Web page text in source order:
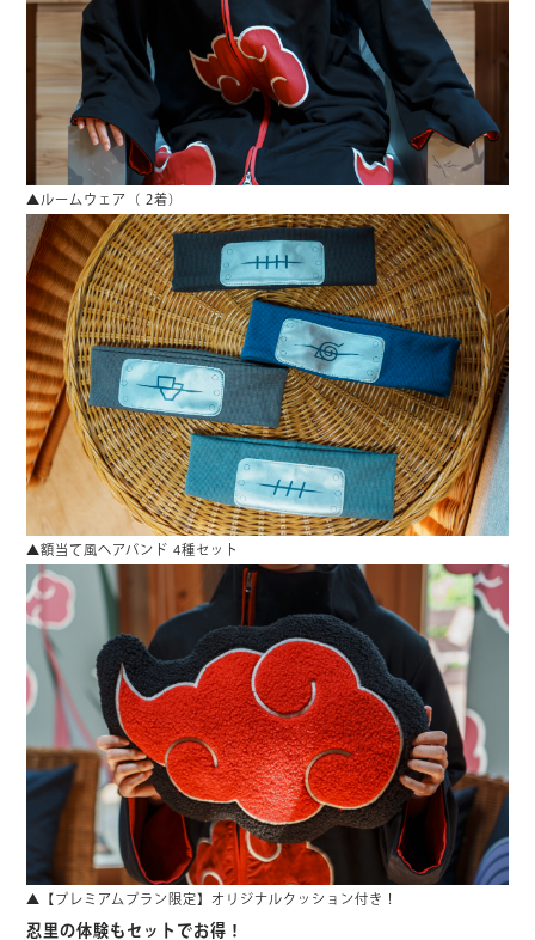
▲ルームウェア（ 2着）
▲額当て風ヘアバンド 4種セット
▲【プレミアムプラン限定】オリジナルクッション付き！
忍里の体験もセットでお得！